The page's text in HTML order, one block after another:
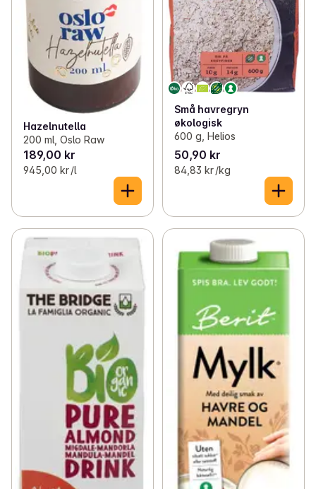
Hazelnutella
200 ml, Oslo Raw
189,00 kr
945,00 kr /l
Små havregryn
økologisk
600 g, Helios
50,90 kr
84,83 kr /kg